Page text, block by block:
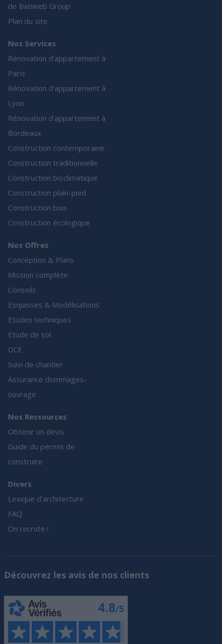
de Batiweb Group
Plan du site
Nos Services
Rénovation d’appartement à
Paris
Rénovation d’appartement à
Lyon
Rénovation d’appartement à
Bordeaux
Construction contemporaine
Construction traditionnelle
Construction bioclimatique
Construction plain-pied
Construction bois
Construction écologique
Nos Offres
Conception & Plans
Mission complète
Conseils
Esquisses & Modélisations
Etudes techniques
Etude de sol
DCE
Suivi de chantier
Assurance dommages-
ouvrage
Nos Ressources
Obtenir un devis
Guide du permis de
construire
Divers
Lexique d’architecture
FAQ
On recrute !
Découvrez les avis de nos clients